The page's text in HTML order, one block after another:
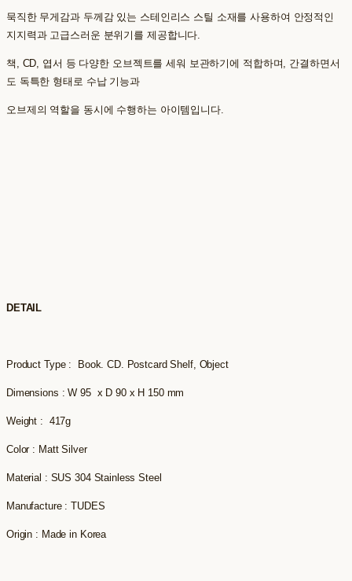
묵직한 무게감과 두께감 있는 스테인리스 스틸 소재를 사용하여 안정적인
지지력과 고급스러운 분위기를 제공합니다.
책, CD, 엽서 등 다양한 오브젝트를 세워 보관하기에 적합하며, 간결하면서
도 독특한 형태로 수납 기능과
오브제의 역할을 동시에 수행하는 아이템입니다.
DETAIL
Product Type : Book. CD. Postcard Shelf, Object
Dimensions : W 95 x D 90 x H 150 mm
Weight : 417g
Color : Matt Silver
Material : SUS 304 Stainless Steel
Manufacture : TUDES
Origin : Made in Korea